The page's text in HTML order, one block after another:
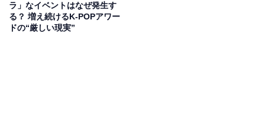
ラ」なイベントはなぜ発生す
る？ 増え続けるK-POPアワー
ドの“厳しい現実”